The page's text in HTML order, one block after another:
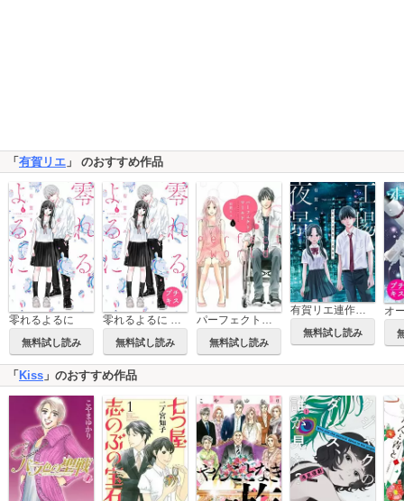
「有賀リエ 」 のおすすめ作品
零れるよるに
無料試し読み
零れるよるに プチキス
無料試し読み
パーフェクトワールド
無料試し読み
有賀リエ連作集 工場夜景
無料試し読み
「 Kiss 」のおすすめ作品